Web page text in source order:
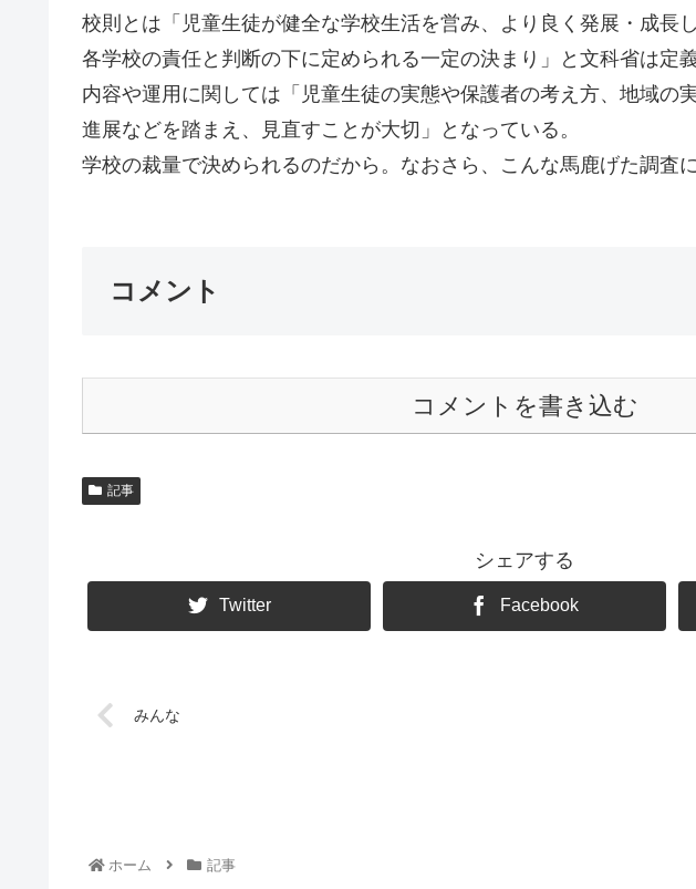
校則とは「児童生徒が健全な学校生活を営み、より良く発展・成長
各学校の責任と判断の下に定められる一定の決まり」と文科省は定義
内容や運用に関しては「児童生徒の実態や保護者の考え方、地域の
進展などを踏まえ、見直すことが大切」となっている。
学校の裁量で決められるのだから。なおさら、こんな馬鹿げた調査
コメント
コメントを書き込む
記事
シェアする
Twitter Facebook
みんな
ホーム 記事